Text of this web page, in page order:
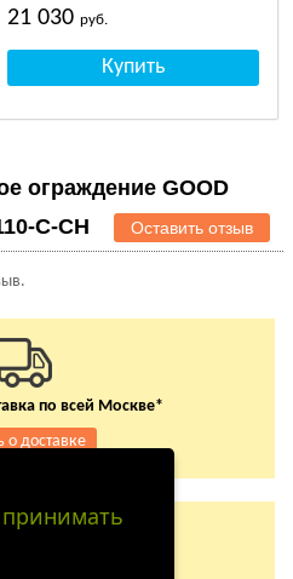
21 030 руб.
ограждение GOOD
C-CH
Оставить отзыв
по всей Москве*
о доставке
по телефону